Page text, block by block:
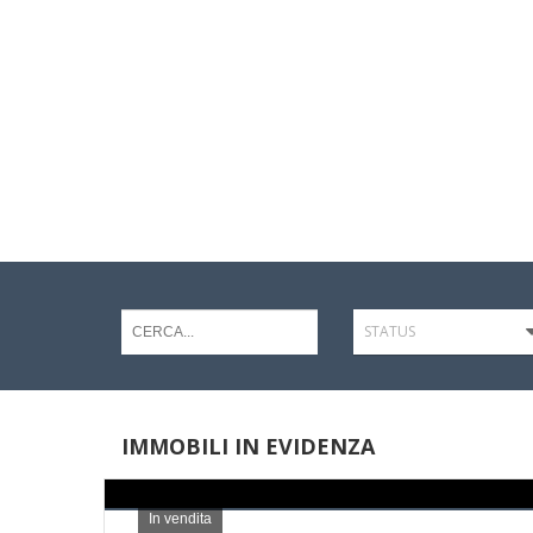
STATUS
IMMOBILI IN EVIDENZA
In vendita